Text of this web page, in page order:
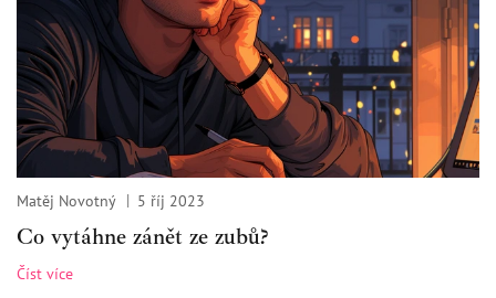
Matěj Novotný 5 říj 2023
Co vytáhne zánět ze zubů?
Číst více